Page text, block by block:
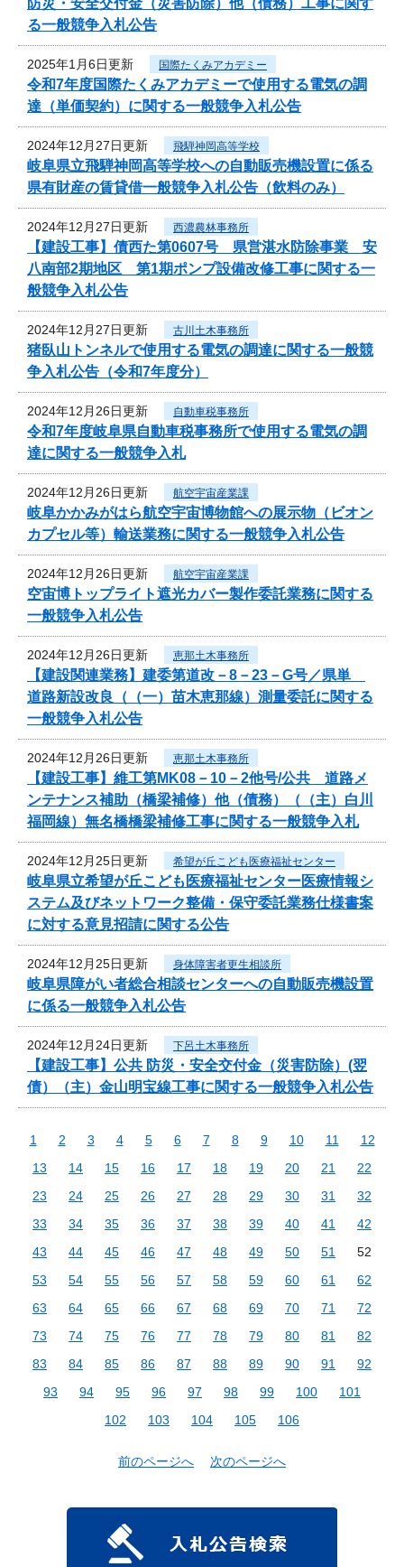
る一般競争入札公告
2025年1月6日更新 国際たくみアカデミー
令和7年度国際たくみアカデミーで使用する電気の調
達（単価契約）に関する一般競争入札公告
2024年12月27日更新 飛騨神岡高等学校
岐阜県立飛騨神岡高等学校への自動販売機設置に係る
県有財産の賃貸借一般競争入札公告（飲料のみ）
2024年12月27日更新 西濃農林事務所
【建設工事】債西た第0607号 県営湛水防除事業 安
八南部2期地区 第1期ポンプ設備改修工事に関する一
般競争入札公告
2024年12月27日更新 古川土木事務所
猪臥山トンネルで使用する電気の調達に関する一般競
争入札公告（令和7年度分）
2024年12月26日更新 自動車税事務所
令和7年度岐阜県自動車税事務所で使用する電気の調
達に関する一般競争入札
2024年12月26日更新 航空宇宙産業課
岐阜かかみがはら航空宇宙博物館への展示物（ビオン
カプセル等）輸送業務に関する一般競争入札公告
2024年12月26日更新 航空宇宙産業課
空宙博トップライト遮光カバー製作委託業務に関する
一般競争入札公告
2024年12月26日更新 恵那土木事務所
【建設関連業務】建委第道改－8－23－G号／県単
道路新設改良（（一）苗木恵那線）測量委託に関する
一般競争入札公告
2024年12月26日更新 恵那土木事務所
【建設工事】維工第MK08－10－2他号/公共 道路メ
ンテナンス補助（橋梁補修）他（債務）（（主）白川
福岡線）無名橋橋梁補修工事に関する一般競争入札
2024年12月25日更新 希望が丘こども医療福祉センター
岐阜県立希望が丘こども医療福祉センター医療情報シ
ステム及びネットワーク整備・保守委託業務仕様書案
に対する意見招請に関する公告
2024年12月25日更新 身体障害者更生相談所
岐阜県障がい者総合相談センターへの自動販売機設置
に係る一般競争入札公告
2024年12月24日更新 下呂土木事務所
【建設工事】公共 防災・安全交付金（災害防除）(翌
債）（主）金山明宝線工事に関する一般競争入札公告
1 2 3 4 5 6 7 8 9 10 11
12
13
14 15 16 17 18 19 20 21
22
23
24 25 26 27 28 29 30 31
32
33
34 35 36 37 38 39 40 41
42
43
44 45 46 47 48 49 50 51
52
53
54 55 56 57 58 59 60 61
62
63
64 65 66 67 68 69 70 71
72
73
74 75 76 77 78 79 80 81
82
83
84 85 86 87 88 89 90 91
92
93
94 95 96 97 98 99 100
101
102
103 104 105 106
前のページへ 次のページへ